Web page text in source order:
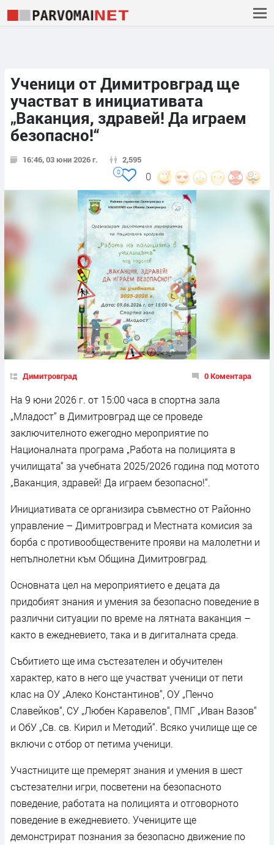
Ученици от Димитровград ще
участват в инициативата
„Ваканция, здравей! Да играем
безопасно!“
16:46, 03 юни 2026 г. 2,595
0
0
Димитровград 0 Коментара
На 9 юни 2026 г. от 15:00 часа в спортна зала
„Младост“ в Димитровград ще се проведе
заключителното ежегодно мероприятие по
Националната програма „Работа на полицията в
училищата“ за учебната 2025/2026 година под мотото
„Ваканция, здравей! Да играем безопасно!“.
Инициативата се организира съвместно от Районно
управление – Димитровград и Местната комисия за
борба с противообществените прояви на малолетни и
непълнолетни към Община Димитровград.
Основната цел на мероприятието е децата да
придобият знания и умения за безопасно поведение в
различни ситуации по време на лятната ваканция –
както в ежедневието, така и в дигиталната среда.
Събитието ще има състезателен и обучителен
характер, като в него ще участват ученици от пети
клас на ОУ „Алеко Константинов“, ОУ „Пенчо
Славейков“, СУ „Любен Каравелов“, ПМГ „Иван Вазов“
и ОбУ „Св. св. Кирил и Методий“. Всяко училище ще се
включи с отбор от петима ученици.
Участниците ще премерят знания и умения в шест
състезателни игри, посветени на безопасното
поведение, работата на полицията и отговорното
поведение в ежедневието. Учениците ще
демонстрират познания за безопасно движение по